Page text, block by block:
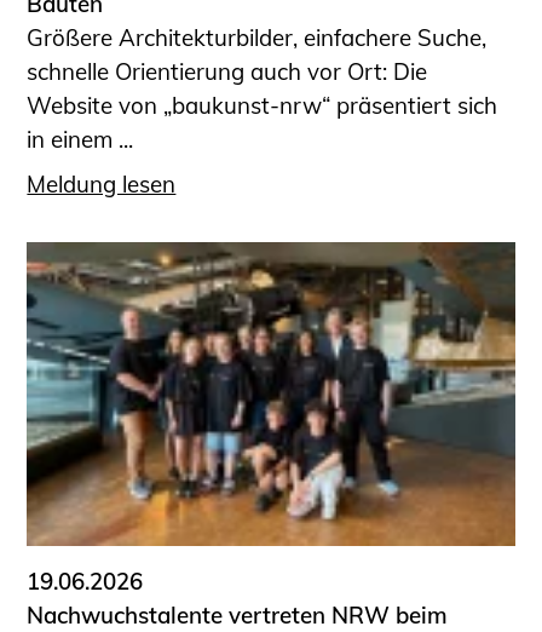
Größere Architekturbilder, einfachere Suche,
schnelle Orientierung auch vor Ort: Die
Website von „baukunst-nrw“ präsentiert sich
in einem ...
Meldung lesen
19.06.2026
Nachwuchstalente vertreten NRW beim